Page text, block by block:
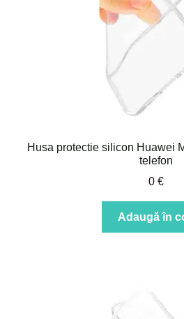
Husa protectie silicon Huawei
telefon
0 €
Adaugă în